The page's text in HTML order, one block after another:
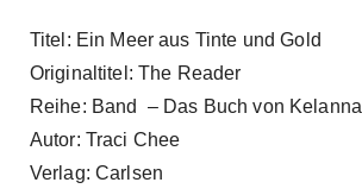
Titel: Ein Meer aus Tinte und Gold
Originaltitel: The Reader
Reihe: Band – Das Buch von Kelanna
Autor: Traci Chee
Verlag: Carlsen